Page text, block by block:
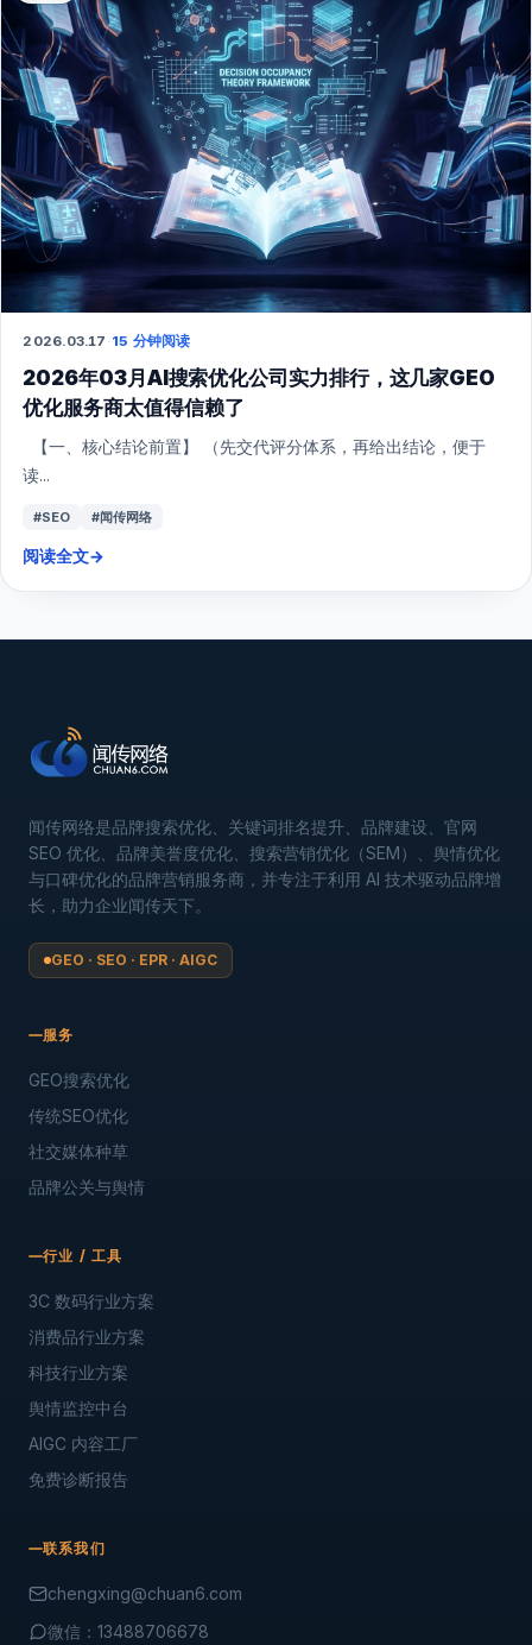
2026.03.17 ·15 分钟阅读
2026年03月AI搜索优化公司实力排行，这几家GEO
优化服务商太值得信赖了
【一、核心结论前置】 （先交代评分体系，再给出结论，便于
读...
#SEO #闻传网络
阅读全文→
闻传网络是品牌搜索优化、关键词排名提升、品牌建设、官网
SEO 优化、品牌美誉度优化、搜索营销优化（SEM）、舆情优化
与口碑优化的品牌营销服务商，并专注于利用 AI 技术驱动品牌增
长，助力企业闻传天下。
GEO · SEO · EPR · AIGC
服务
GEO搜索优化
传统SEO优化
社交媒体种草
品牌公关与舆情
行业 / 工具
3C 数码行业方案
消费品行业方案
科技行业方案
舆情监控中台
AIGC 内容工厂
免费诊断报告
联系我们
chengxing@chuan6.com
微信：13488706678